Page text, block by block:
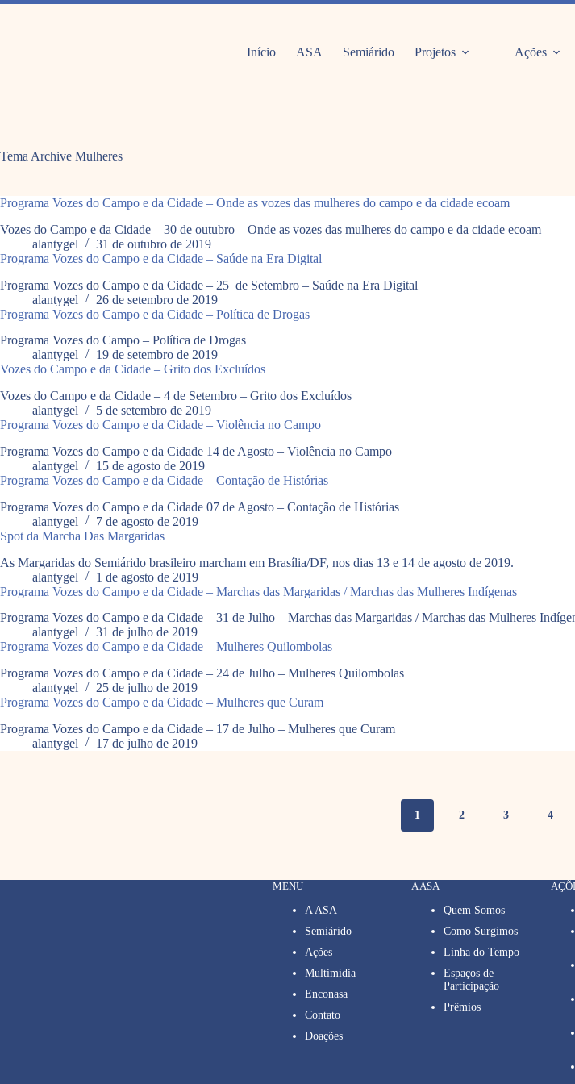
Pular
Início ASA Semiárido Projetos Ações
Tema Archive Mulheres
Programa Vozes do Campo e da Cidade – Onde as vozes das mulheres do campo e da cidade ecoam
Vozes do Campo e da Cidade – 30 de outubro – Onde as vozes das mulheres do campo e da cidade ecoam
alantygel
31 de outubro de 2019
Programa Vozes do Campo e da Cidade – Saúde na Era Digital
Programa Vozes do Campo e da Cidade – 25 de Setembro – Saúde na Era Digital
alantygel
26 de setembro de 2019
Programa Vozes do Campo e da Cidade – Política de Drogas
Programa Vozes do Campo – Política de Drogas
alantygel
19 de setembro de 2019
Vozes do Campo e da Cidade – Grito dos Excluídos
Vozes do Campo e da Cidade – 4 de Setembro – Grito dos Excluídos
alantygel
5 de setembro de 2019
Programa Vozes do Campo e da Cidade – Violência no Campo
Programa Vozes do Campo e da Cidade 14 de Agosto – Violência no Campo
alantygel
15 de agosto de 2019
Programa Vozes do Campo e da Cidade – Contação de Histórias
Programa Vozes do Campo e da Cidade 07 de Agosto – Contação de Histórias
alantygel
7 de agosto de 2019
Spot da Marcha Das Margaridas
As Margaridas do Semiárido brasileiro marcham em Brasília/DF, nos dias 13 e 14 de agosto de 2019.
alantygel
1 de agosto de 2019
Programa Vozes do Campo e da Cidade – Marchas das Margaridas / Marchas das Mulheres Indígenas
Programa Vozes do Campo e da Cidade – 31 de Julho – Marchas das Margaridas / Marchas das Mulheres
alantygel
31 de julho de 2019
Programa Vozes do Campo e da Cidade – Mulheres Quilombolas
Programa Vozes do Campo e da Cidade – 24 de Julho – Mulheres Quilombolas
alantygel
25 de julho de 2019
Programa Vozes do Campo e da Cidade – Mulheres que Curam
Programa Vozes do Campo e da Cidade – 17 de Julho – Mulheres que Curam
alantygel
17 de julho de 2019
1 2 3 4
MENU
A ASA
Semiárido
Ações
Multimídia
Enconasa
Contato
Doações
A ASA
Quem Somos
Como Surgimos
Linha do Tempo
Espaços de
Participação
Prêmios